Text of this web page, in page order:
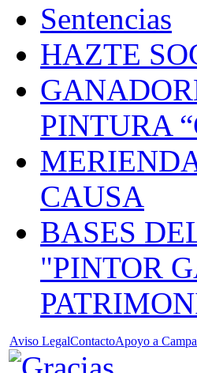
Sentencias
HAZTE
PINTURA
CAUSA
BASES
"PINTOR
Aviso LegalContactoApoyo a